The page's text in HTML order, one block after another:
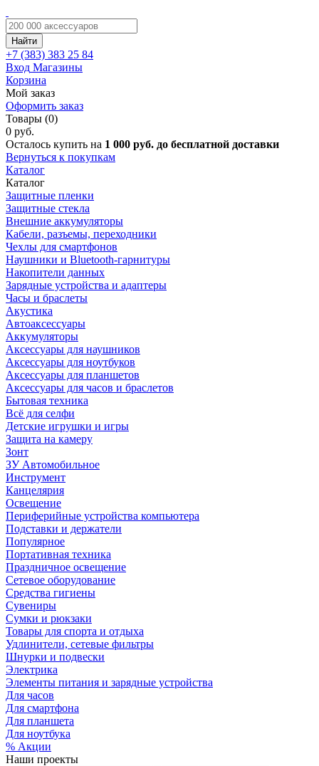
Найти
+7 (383) 383 25 84
Вход Магазины
Корзина
Мой заказ
Оформить заказ
Товары (0)
0 руб.
Осталось купить на 1 000 руб. до бесплатной доставки
Вернуться к покупкам
Каталог
Каталог
Защитные пленки
Защитные стекла
Внешние аккумуляторы
Кабели, разъемы, переходники
Чехлы для смартфонов
Наушники и Bluetooth-гарнитуры
Накопители данных
Зарядные устройства и адаптеры
Часы и браслеты
Акустика
Автоаксессуары
Аккумуляторы
Аксессуары для наушников
Аксессуары для ноутбуков
Аксессуары для планшетов
Аксессуары для часов и браслетов
Бытовая техника
Всё для селфи
Детские игрушки и игры
Защита на камеру
Зонт
ЗУ Автомобильное
Инструмент
Канцелярия
Освещение
Периферийные устройства компьютера
Подставки и держатели
Популярное
Портативная техника
Праздничное освещение
Сетевое оборудование
Средства гигиены
Сувениры
Сумки и рюкзаки
Товары для спорта и отдыха
Удлинители, сетевые фильтры
Шнурки и подвески
Электрика
Элементы питания и зарядные устройства
Для часов
Для смартфона
Для планшета
Для ноутбука
% Акции
Наши проекты